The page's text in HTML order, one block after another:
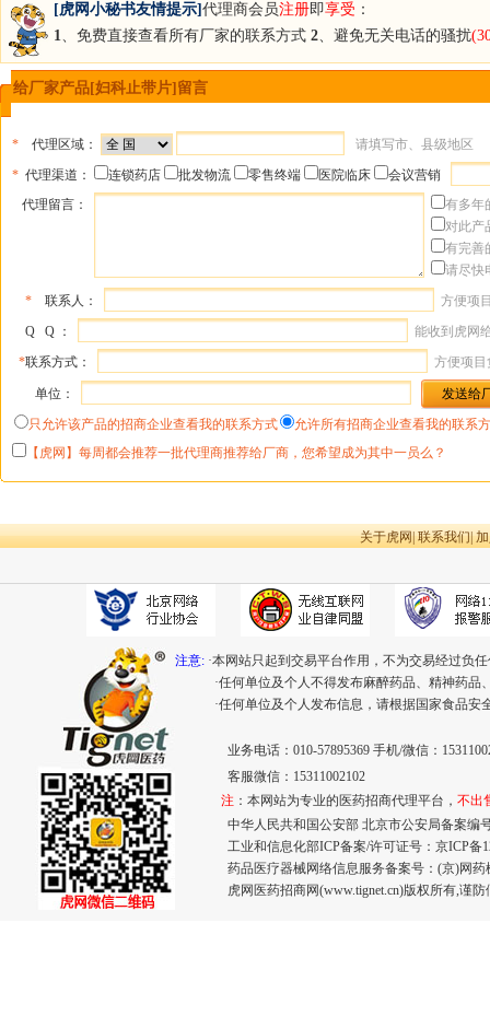
[虎网小秘书友情提示] 代理商会员注册即享受 ：
1、免费直接查看所有厂家的联系方式 2、避免无关电话的骚扰
给厂家产品[妇科止带片]留言
* 代理区域：
请填写市、县级地区
* 代理渠道： 连锁药店 批发物流 零售终端 医院临床
会议营销
代理留言：
有多年
对此产
有完善
请尽快
* 联系人：
方便项
Q Q ：
能收到虎网
*联系方式： 方便项目
单位：
只允许该产品的招商企业查看我的联系方式
允许所有招商企业查看我的联系
【虎网】每周都会推荐一批代理商推荐给厂商，您希望成为其中一员么？
关于虎网|联系我们|
注意: ·本网站只起到交易平台作用，不为交易经过负
·任何单位及个人不得发布麻醉药品、精神药
·任何单位及个人发布信息，请根据国家食品
业务电话：010-57895369 手机/微信：
客服微信：15311002102
注 ：本网站为专业的医药招商代理平台， 不出
中华人民共和国公安部 北京市公安局备案编
工业和信息化部ICP备案/许可证号： 京ICP备
药品医疗器械网络信息服务备案号：(京)网药
虎网医药招商网(www.tignet.cn)版权所有,谨防